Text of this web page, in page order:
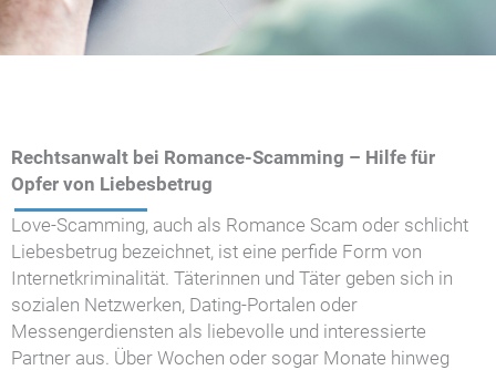
Rechtsanwalt bei Romance-Scamming – Hilfe für
Opfer von Liebesbetrug
Love-Scamming, auch als Romance Scam oder schlicht
Liebesbetrug bezeichnet, ist eine perfide Form von
Internetkriminalität. Täterinnen und Täter geben sich in
sozialen Netzwerken, Dating-Portalen oder
Messengerdiensten als liebevolle und interessierte
Partner aus. Über Wochen oder sogar Monate hinweg